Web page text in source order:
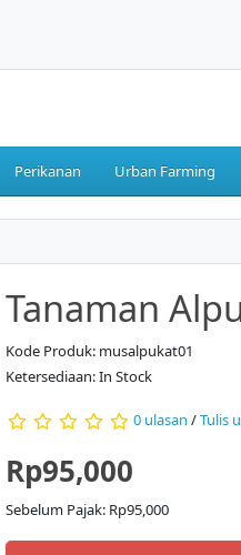
Perikanan Urban Farming
Tanaman
Kode Produk: musalpukat01
Ketersediaan: In Stock
0 ulasan /Tulis
Rp95,000
Sebelum Pajak: Rp95,000